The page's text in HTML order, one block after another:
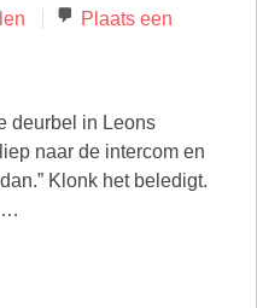
Plaats een
deurbel in Leons
naar de intercom en
Klonk het beledigt.
…